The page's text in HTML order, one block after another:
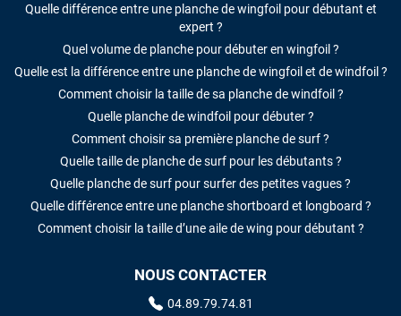
Quelle différence entre une planche de wingfoil pour débutant et
expert ?
Quel volume de planche pour débuter en wingfoil ?
Quelle est la différence entre une planche de wingfoil et de windfoil ?
Comment choisir la taille de sa planche de windfoil ?
Quelle planche de windfoil pour débuter ?
Comment choisir sa première planche de surf ?
Quelle taille de planche de surf pour les débutants ?
Quelle planche de surf pour surfer des petites vagues ?
Quelle différence entre une planche shortboard et longboard ?
Comment choisir la taille d’une aile de wing pour débutant ?
NOUS CONTACTER
04.89.79.74.81